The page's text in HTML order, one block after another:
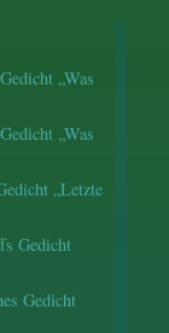
„Was
„Was
„Letzte
Gedicht
Gedicht